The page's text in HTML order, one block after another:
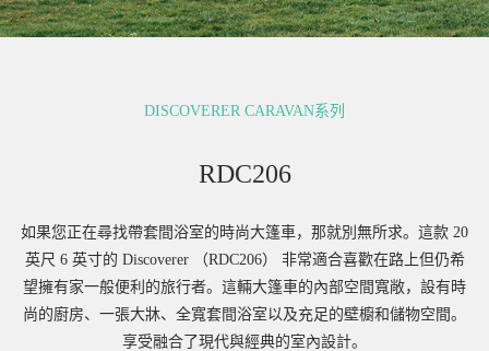
DISCOVERER CARAVAN系列
RDC206
如果您正在尋找帶套間浴室的時尚大篷車，那就別無所求。這款 20
英尺 6 英寸的 Discoverer （RDC206） 非常適合喜歡在路上但仍希
望擁有家一般便利的旅行者。這輛大篷車的內部空間寬敞，設有時
尚的廚房、一張大牀、全寬套間浴室以及充足的壁櫥和儲物空間。
享受融合了現代與經典的室內設計。